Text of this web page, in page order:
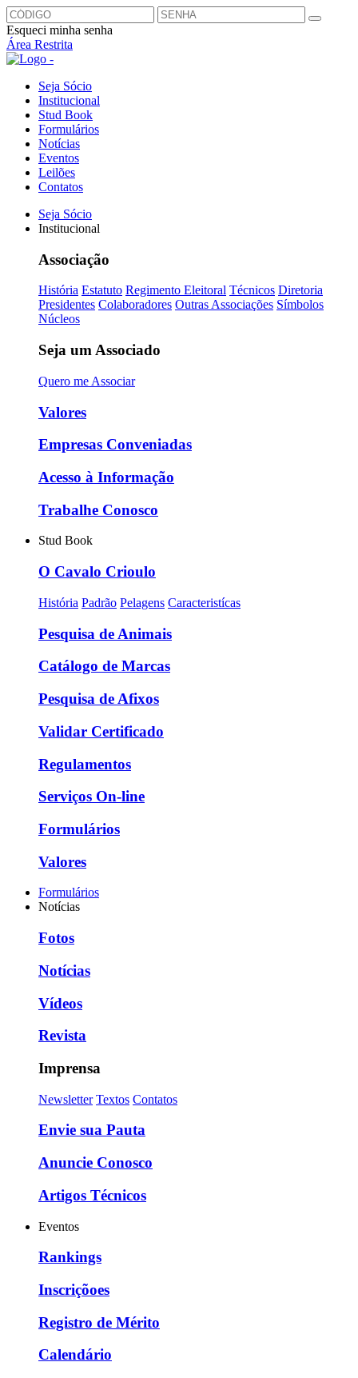
Esqueci minha senha
Área Restrita
Seja Sócio
Institucional
Stud Book
Formulários
Notícias
Eventos
Leilões
Contatos
Seja Sócio
Institucional
Associação
História Estatuto Regimento Eleitoral Técnicos Diretoria
Presidentes Colaboradores Outras Associações Símbolos
Núcleos
Seja um Associado
Quero me Associar
Valores
Empresas Conveniadas
Acesso à Informação
Trabalhe Conosco
Stud Book
O Cavalo Crioulo
História Padrão Pelagens Caracteristícas
Pesquisa de Animais
Catálogo de Marcas
Pesquisa de Afixos
Validar Certificado
Regulamentos
Serviços On-line
Formulários
Valores
Formulários
Notícias
Fotos
Notícias
Vídeos
Revista
Imprensa
Newsletter Textos Contatos
Envie sua Pauta
Anuncie Conosco
Artigos Técnicos
Eventos
Rankings
Inscriçõoes
Registro de Mérito
Calendário